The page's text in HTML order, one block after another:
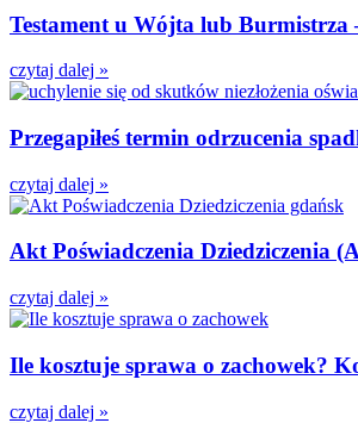
Testament u Wójta lub Burmistrza
czytaj dalej »
Przegapiłeś termin odrzucenia
czytaj dalej »
Akt Poświadczenia Dziedziczenia
czytaj dalej »
Ile kosztuje sprawa o zachowek?
czytaj dalej »